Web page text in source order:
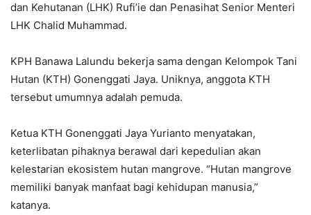
dan Kehutanan (LHK) Rufi’ie dan Penasihat Senior Menteri
LHK Chalid Muhammad.
KPH Banawa Lalundu bekerja sama dengan Kelompok Tani
Hutan (KTH) Gonenggati Jaya. Uniknya, anggota KTH
tersebut umumnya adalah pemuda.
Ketua KTH Gonenggati Jaya Yurianto menyatakan,
keterlibatan pihaknya berawal dari kepedulian akan
kelestarian ekosistem hutan mangrove. “Hutan mangrove
memiliki banyak manfaat bagi kehidupan manusia,”
katanya.